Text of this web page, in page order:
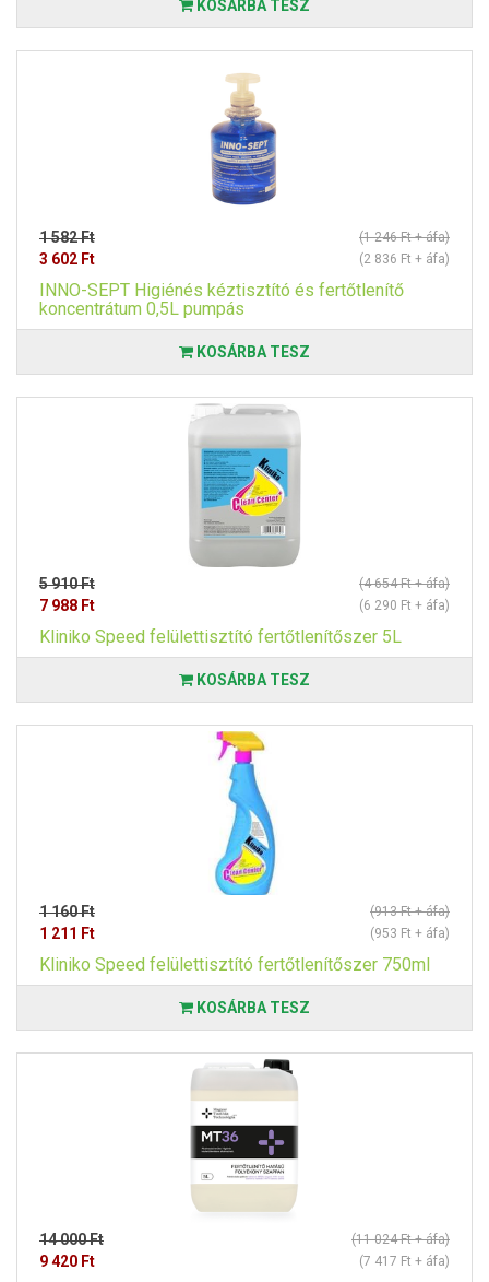
KOSÁRBA TESZ
1 582 Ft (1 246 Ft + áfa)
3 602 Ft (2 836 Ft + áfa)
INNO-SEPT Higiénés kéztisztító és fertőtlenítő
koncentrátum 0,5L pumpás
KOSÁRBA TESZ
5 910 Ft (4 654 Ft + áfa)
7 988 Ft (6 290 Ft + áfa)
Kliniko Speed felülettisztító fertőtlenítőszer 5L
KOSÁRBA TESZ
1 160 Ft (913 Ft + áfa)
1 211 Ft (953 Ft + áfa)
Kliniko Speed felülettisztító fertőtlenítőszer 750ml
KOSÁRBA TESZ
14 000 Ft (11 024 Ft + áfa)
9 420 Ft (7 417 Ft + áfa)